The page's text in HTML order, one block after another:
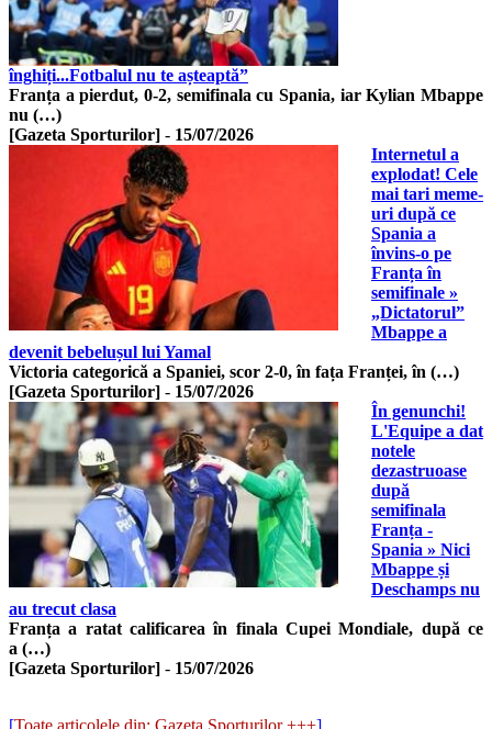
înghiți...Fotbalul nu te așteaptă”
Franța a pierdut, 0-2, semifinala cu Spania, iar Kylian Mbappe
nu (…)
[Gazeta Sporturilor] - 15/07/2026
Internetul a
explodat! Cele
mai tari meme-
uri după ce
Spania a
învins-o pe
Franța în
semifinale »
„Dictatorul”
Mbappe a
devenit bebelușul lui Yamal
Victoria categorică a Spaniei, scor 2-0, în fața Franței, în (…)
[Gazeta Sporturilor] - 15/07/2026
În genunchi!
L'Equipe a dat
notele
dezastruoase
după
semifinala
Franța -
Spania » Nici
Mbappe și
Deschamps nu
au trecut clasa
Franța a ratat calificarea în finala Cupei Mondiale, după ce
a (…)
[Gazeta Sporturilor] - 15/07/2026